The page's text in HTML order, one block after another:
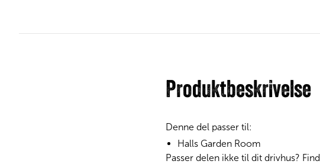
Produktbeskrivelse
Denne del passer til:
Halls Garden Room
Passer delen ikke til dit drivhus?